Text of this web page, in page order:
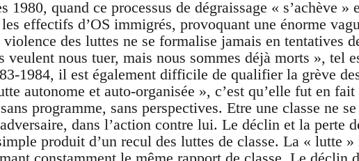
1980, quand ce processus de dégraissage « s’achève »
effectifs d’OS immigrés, provoquant une énorme
des luttes ne se formalise jamais en tentatives
veulent nous tuer, mais nous sommes déjà morts », tel
1984, il est également difficile de qualifier la grève
autonome et auto-organisée », c’est qu’elle fut en fait
programme, sans perspectives. Etre une classe ne
dans l’action contre lui. Le déclin et la perte
produit d’un recul des luttes de classe. La « lutte »